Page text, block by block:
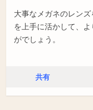
大事なメガネのレン
を上手に活かして、
がでしょう。
共有